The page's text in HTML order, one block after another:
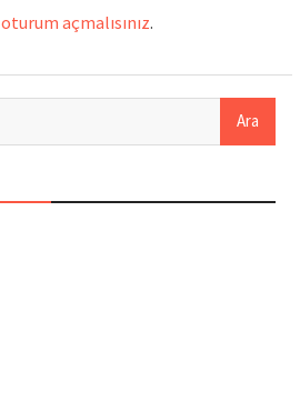
oturum açmalısınız.